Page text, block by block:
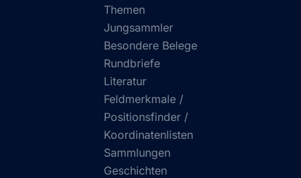
Themen
Jungsammler
Besondere Belege
Rundbriefe
Literatur
Feldmerkmale /
Positionsfinder /
Koordinatenlisten
Sammlungen
Geschichten